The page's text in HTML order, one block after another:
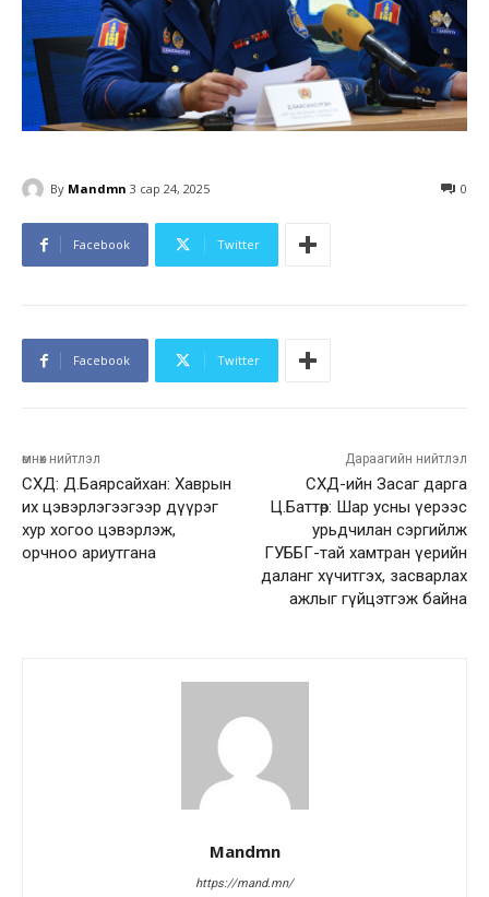
By Mandmn 3 сар 24, 2025 0
Facebook Twitter
Facebook Twitter
өмнөх нийтлэл
СХД: Д.Баярсайхан: Хаврын
их цэвэрлэгээгээр дүүрэг
хур хогоо цэвэрлэж,
орчноо ариутгана
Дараагийн нийтлэл
СХД-ийн Засаг дарга
Ц.Баттөр: Шар усны үерээс
урьдчилан сэргийлж
ГУББГ-тай хамтран үерийн
даланг хүчитгэх, засварлах
ажлыг гүйцэтгэж байна
Mandmn
https://mand.mn/